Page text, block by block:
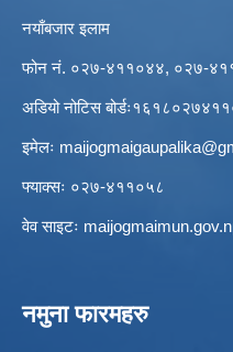
नयाँबजार इलाम
फोन नं. ०२७-४११०४४, ०२७-
अडियो नोटिस
इमेलः
फ्याक्सः ०२७-४११०५८
वेव साइटः
नमुना फारमहरु